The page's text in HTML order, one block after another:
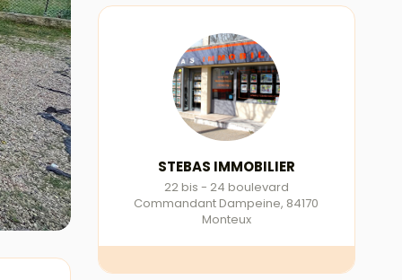
STEBAS IMMOBILIER
22 bis - 24 boulevard
Commandant Dampeine, 84170
Monteux